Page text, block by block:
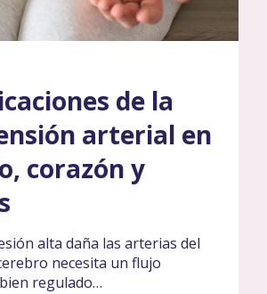
de la
arterial en
corazón y
alta daña las arterias del
necesita un flujo
regulado…